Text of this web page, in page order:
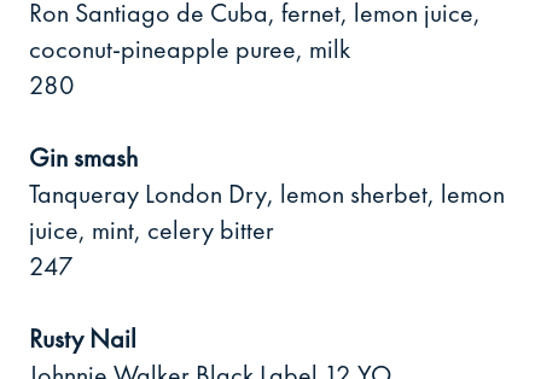
Ron Santiago de Cuba, fernet, lemon juice,
coconut-pineapple puree, milk
280
Gin smash
Tanqueray London Dry, lemon sherbet, lemon
juice, mint, celery bitter
247
Rusty Nail